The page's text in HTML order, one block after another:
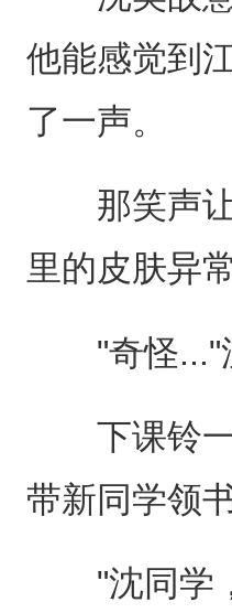
他能感觉到
了一声。
那笑声让
里的皮肤异
"奇怪..."沈
下课铃一
带新同学领
"沈同学，